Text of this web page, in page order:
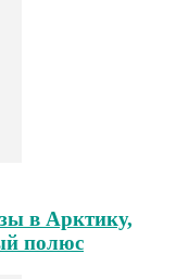
в Арктику,
полюс